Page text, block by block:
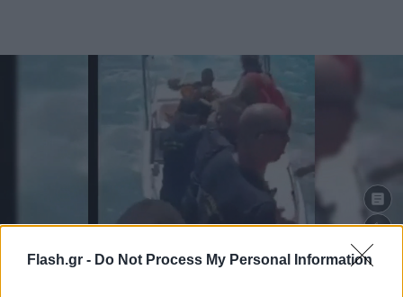
Flash.gr - Do Not Process My Personal Information